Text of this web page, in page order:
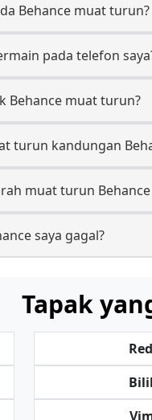
Behance muat turun?
pada telefon
Behance muat turun?
turun kandungan
muat turun Behance
saya gagal?
Tapak